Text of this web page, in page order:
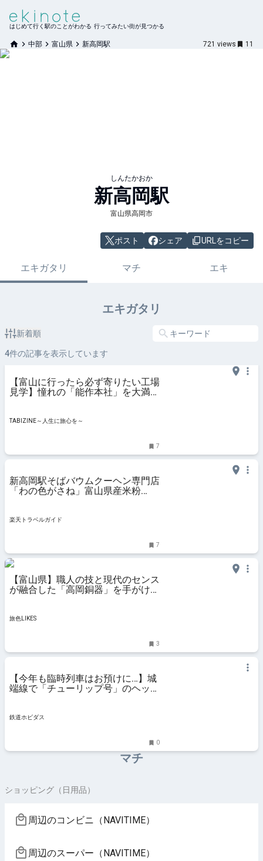
はじめて行く駅のことがわかる 行ってみたい街が見つかる
中部 富山県 新高岡駅 721 views 11
しんたかおか
新高岡駅
富山県高岡市
ポスト シェア URLをコピー
エキガタリ マチ エキ
エキガタリ
新着順
4件の記事を表示しています
【富山に行ったら必ず寄りたい工場
見学】憧れの「能作本社」を大満
TABIZINE～人生に旅心を～
7
新高岡駅そばバウムクーヘン専門店
「わの色がさね」富山県産米粉
楽天トラベルガイド
7
【富山県】職人の技と現代のセンス
が融合した「高岡銅器」を手がける
旅色LIKES
3
【今年も臨時列車はお預けに…】城
端線で「チューリップ号」のヘッド
鉄道ホビダス
0
マチ
ショッピング（日用品）
周辺のコンビニ（NAVITIME）
周辺のスーパー（NAVITIME）